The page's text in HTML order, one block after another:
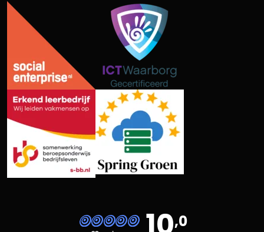
,0